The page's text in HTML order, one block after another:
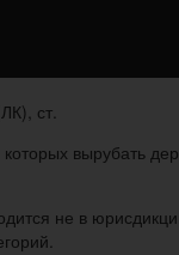
ст.
вырубать
не в